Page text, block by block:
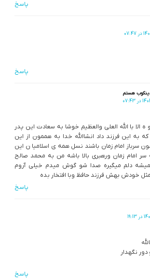
پاسخ
پاسخ
هستم
ه الا با الله العلی والعظیم خوشا به سعادت این پدر
به این فرزند داد انشاالله خدا به هممون از این
سرباز امام زمان باشند نسل همه ی اسلامیا ن این
سر امام زمان ورهبری بالا باشه من به محمد صالح
دلم میگیره صدا شو گوش میدم خیلی آروم
مثل خودش بهش فرزند حافظ وبا افتخار بده
پاسخ
نگهدار
پاسخ